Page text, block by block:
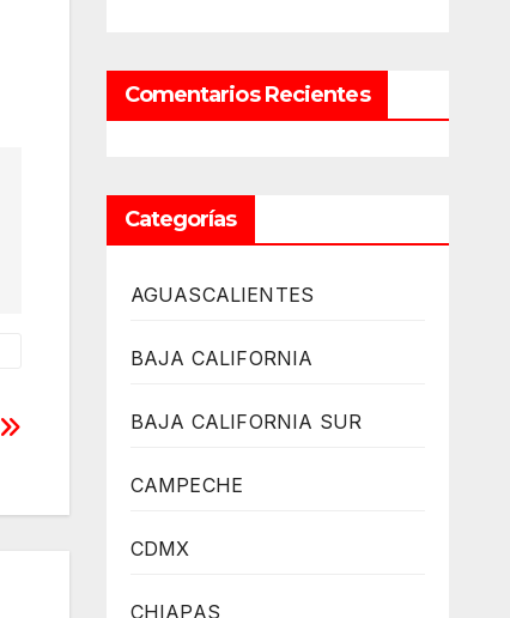
Comentarios Recientes
Categorías
AGUASCALIENTES
BAJA CALIFORNIA
BAJA CALIFORNIA SUR
CAMPECHE
CDMX
CHIAPAS